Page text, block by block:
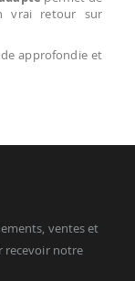
vrai retour sur
approfondie et
ventes et
recevoir notre